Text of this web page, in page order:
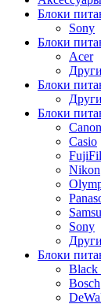
Блоки
Sony
Блоки
Acer
Блоки
Блоки
Canon
Casio
Nikon
Sony
Блоки
Black
Bosch